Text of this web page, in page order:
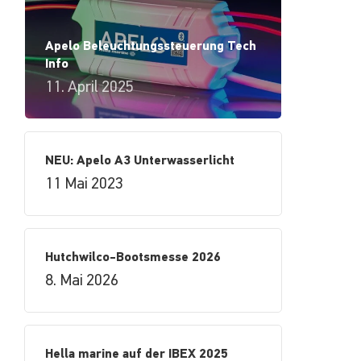
Apelo Beleuchtungssteuerung Tech
Info
11. April 2025
NEU: Apelo A3 Unterwasserlicht
11 Mai 2023
Hutchwilco-Bootsmesse 2026
8. Mai 2026
Hella marine auf der IBEX 2025